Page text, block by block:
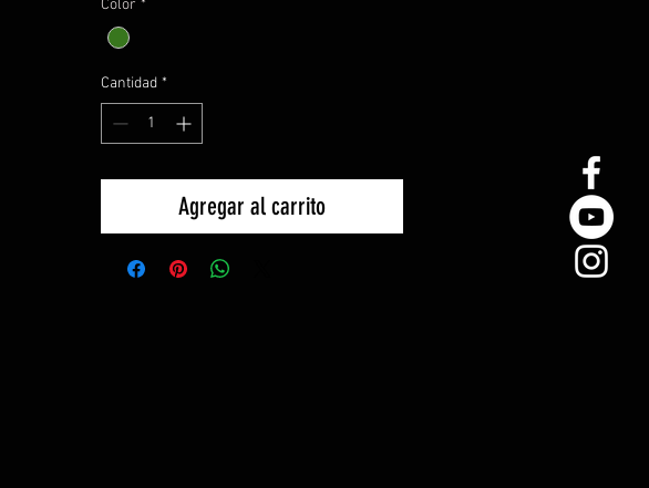
Color *
Cantidad *
Agregar al carrito